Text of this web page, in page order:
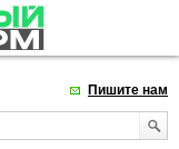
Пишите нам